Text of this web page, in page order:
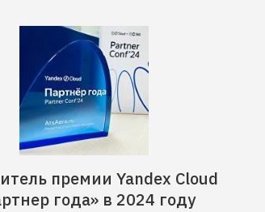
премии Yandex Cloud
года» в 2024 году